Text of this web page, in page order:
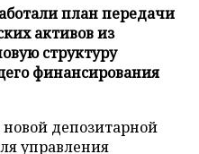
план передачи
активов из
структуру
финансирования
депозитарной
управления